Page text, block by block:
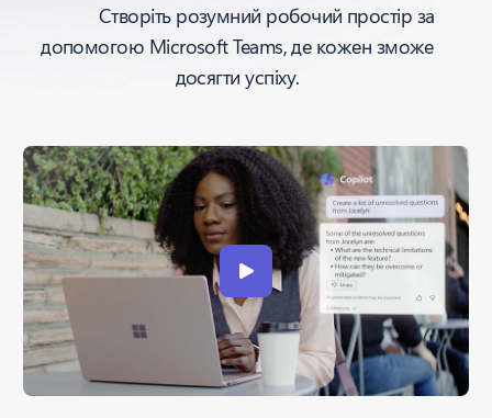
Створіть розумний робочий простір за
допомогою Microsoft Teams, де кожен зможе
досягти успіху.